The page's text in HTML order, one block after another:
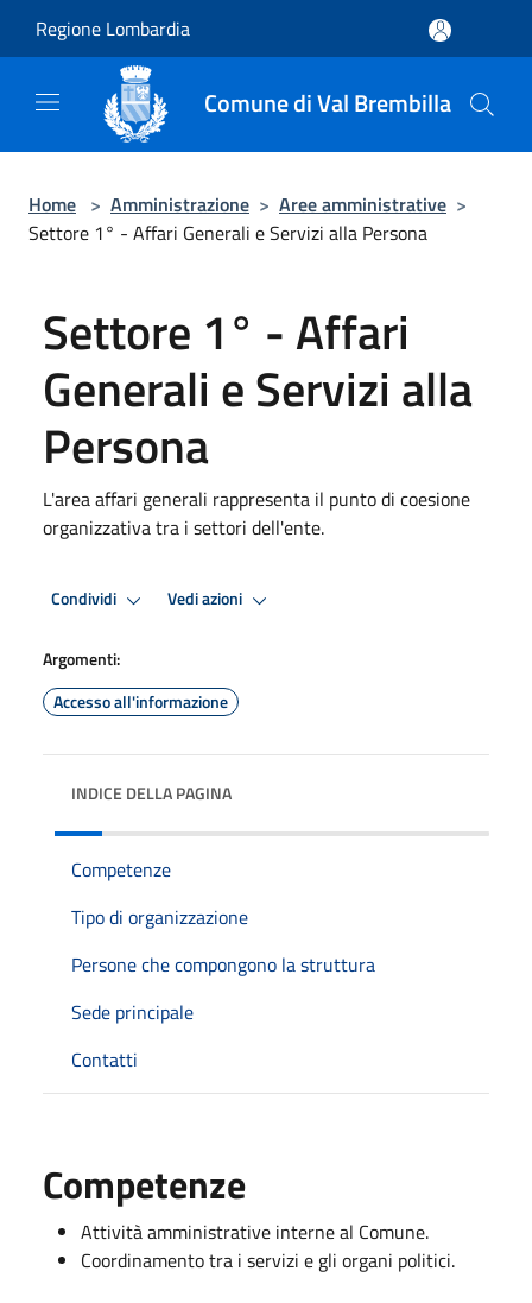
Regione Lombardia
Comune di Val Brembilla
Home > Amministrazione > Aree amministrative >
Settore 1° - Affari Generali e Servizi alla Persona
Settore 1° - Affari
Generali e Servizi alla
Persona
L'area affari generali rappresenta il punto di coesione
organizzativa tra i settori dell'ente.
Condividi Vedi azioni
Argomenti:
Accesso all'informazione
INDICE DELLA PAGINA
Competenze
Tipo di organizzazione
Persone che compongono la struttura
Sede principale
Contatti
Competenze
Attività amministrative interne al Comune.
Coordinamento tra i servizi e gli organi politici.